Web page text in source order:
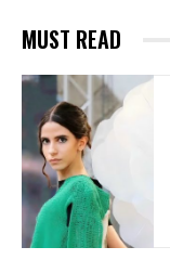
MUST READ